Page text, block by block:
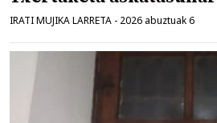
IRATI MUJIKA LARRETA - 2026 abuztuak 6